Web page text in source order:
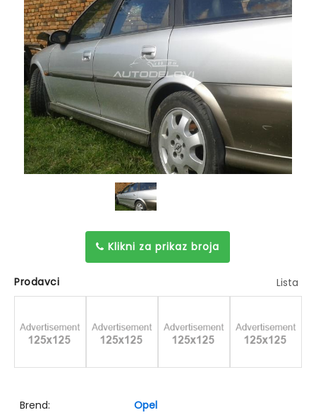
Klikni za prikaz broja
Prodavci Lista
Brend:
Opel